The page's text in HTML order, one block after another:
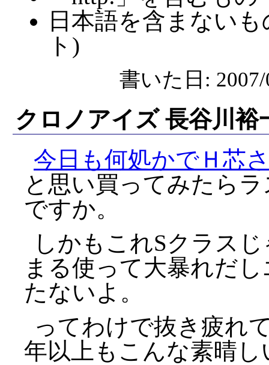
日本語を含まない
ト)
書いた日:
クロノアイズ 長谷川裕
今日も何処かでＨ芯
と思い買ってみたら
ですか。
しかもこれSクラス
まる使って大暴れだ
たないよ。
ってわけで抜き疲れ
年以上もこんな素晴